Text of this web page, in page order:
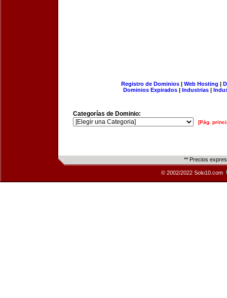
Registro de Dominios| Web Hosting |
Dominios Expirados | Industrias |
Categorías de Dominio:
[Pág.
** Precios
© 2002/2022 Solo10.com